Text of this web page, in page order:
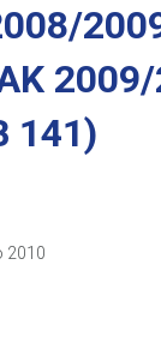
141)
2010